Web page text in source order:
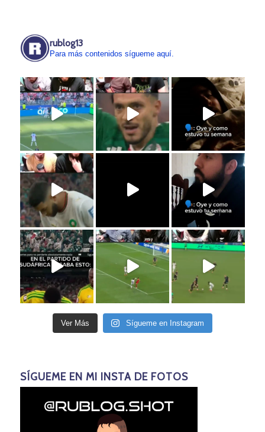
rublog13
Para más contenidos sígueme aquí.
Ver Más Sígueme en Instagram
SÍGUEME EN MI INSTA DE FOTOS